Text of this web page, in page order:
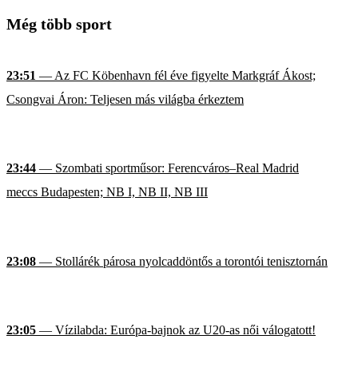
Még több sport
23:51 — Az FC Köbenhavn fél éve figyelte Markgráf Ákost;
Csongvai Áron: Teljesen más világba érkeztem
23:44 — Szombati sportműsor: Ferencváros–Real Madrid
meccs Budapesten; NB I, NB II, NB III
23:08 — Stollárék párosa nyolcaddöntős a torontói tenisztornán
23:05 — Vízilabda: Európa-bajnok az U20-as női válogatott!